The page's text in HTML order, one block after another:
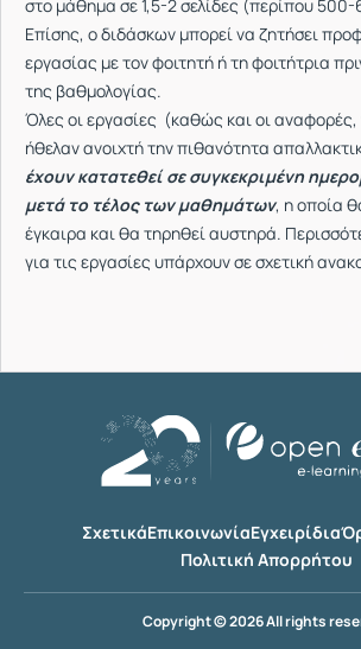
στο μάθημα σε 1,5-2 σελίδες (περίπου 500-
Επίσης, ο διδάσκων μπορεί να ζητήσει
εργασίας με τον φοιτητή ή τη φοιτήτρια
της βαθμολογίας.
Όλες οι εργασίες (καθώς και οι
ήθελαν ανοιχτή την πιθανότητα
έχουν κατατεθεί σε συγκεκριμένη
μετά το τέλος των μαθημάτων, η οποία
έγκαιρα και θα τηρηθεί αυστηρά.
για τις εργασίες υπάρχουν σε σχετική
ΣχετικάΕπικοινωνίαΕγχειρίδια
Πολιτική Απορρήτου
Copyright © 2026 All rights